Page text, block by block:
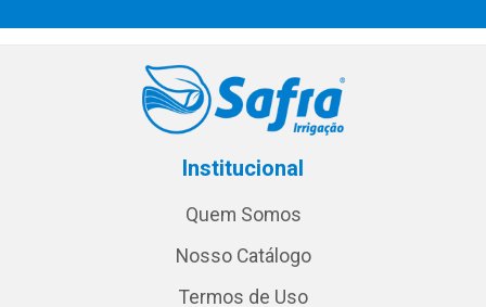
Institucional
Quem Somos
Nosso Catálogo
Termos de Uso